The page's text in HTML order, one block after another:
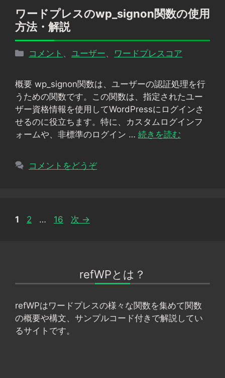
ワードプレスのwp_signon関数の使用
方法・解説
カ
リ
ー
コメント 、ユーザー ワードプレスコア
概要 wp_signon関数は、ユーザーの認証処理を行
うための関数です。この関数は、指定されたユー
ザー資格情報を使用してWordPressにログインさ
せるのに役立ちます。特に、カスタムログインフ
ォームや、非標準のログイン … 続きを読む
コメントをどうぞ
ペ
1
ペ
2 …
ペ
16 次 →
refWPとは？
refWPはワードプレスの様々な関数を集めて関数
の概要や構文、サンプルコード付きで解説してい
るサイトです。